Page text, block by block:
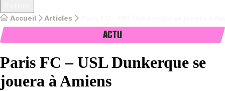
Accueil Articles
Actu
Paris FC – USL Dunkerque se
jouera à Amiens